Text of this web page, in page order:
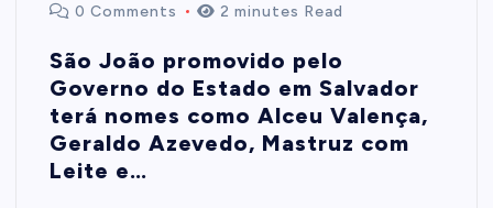
0 Comments 2 minutes Read
São João promovido pelo
Governo do Estado em Salvador
terá nomes como Alceu Valença,
Geraldo Azevedo, Mastruz com
Leite e…